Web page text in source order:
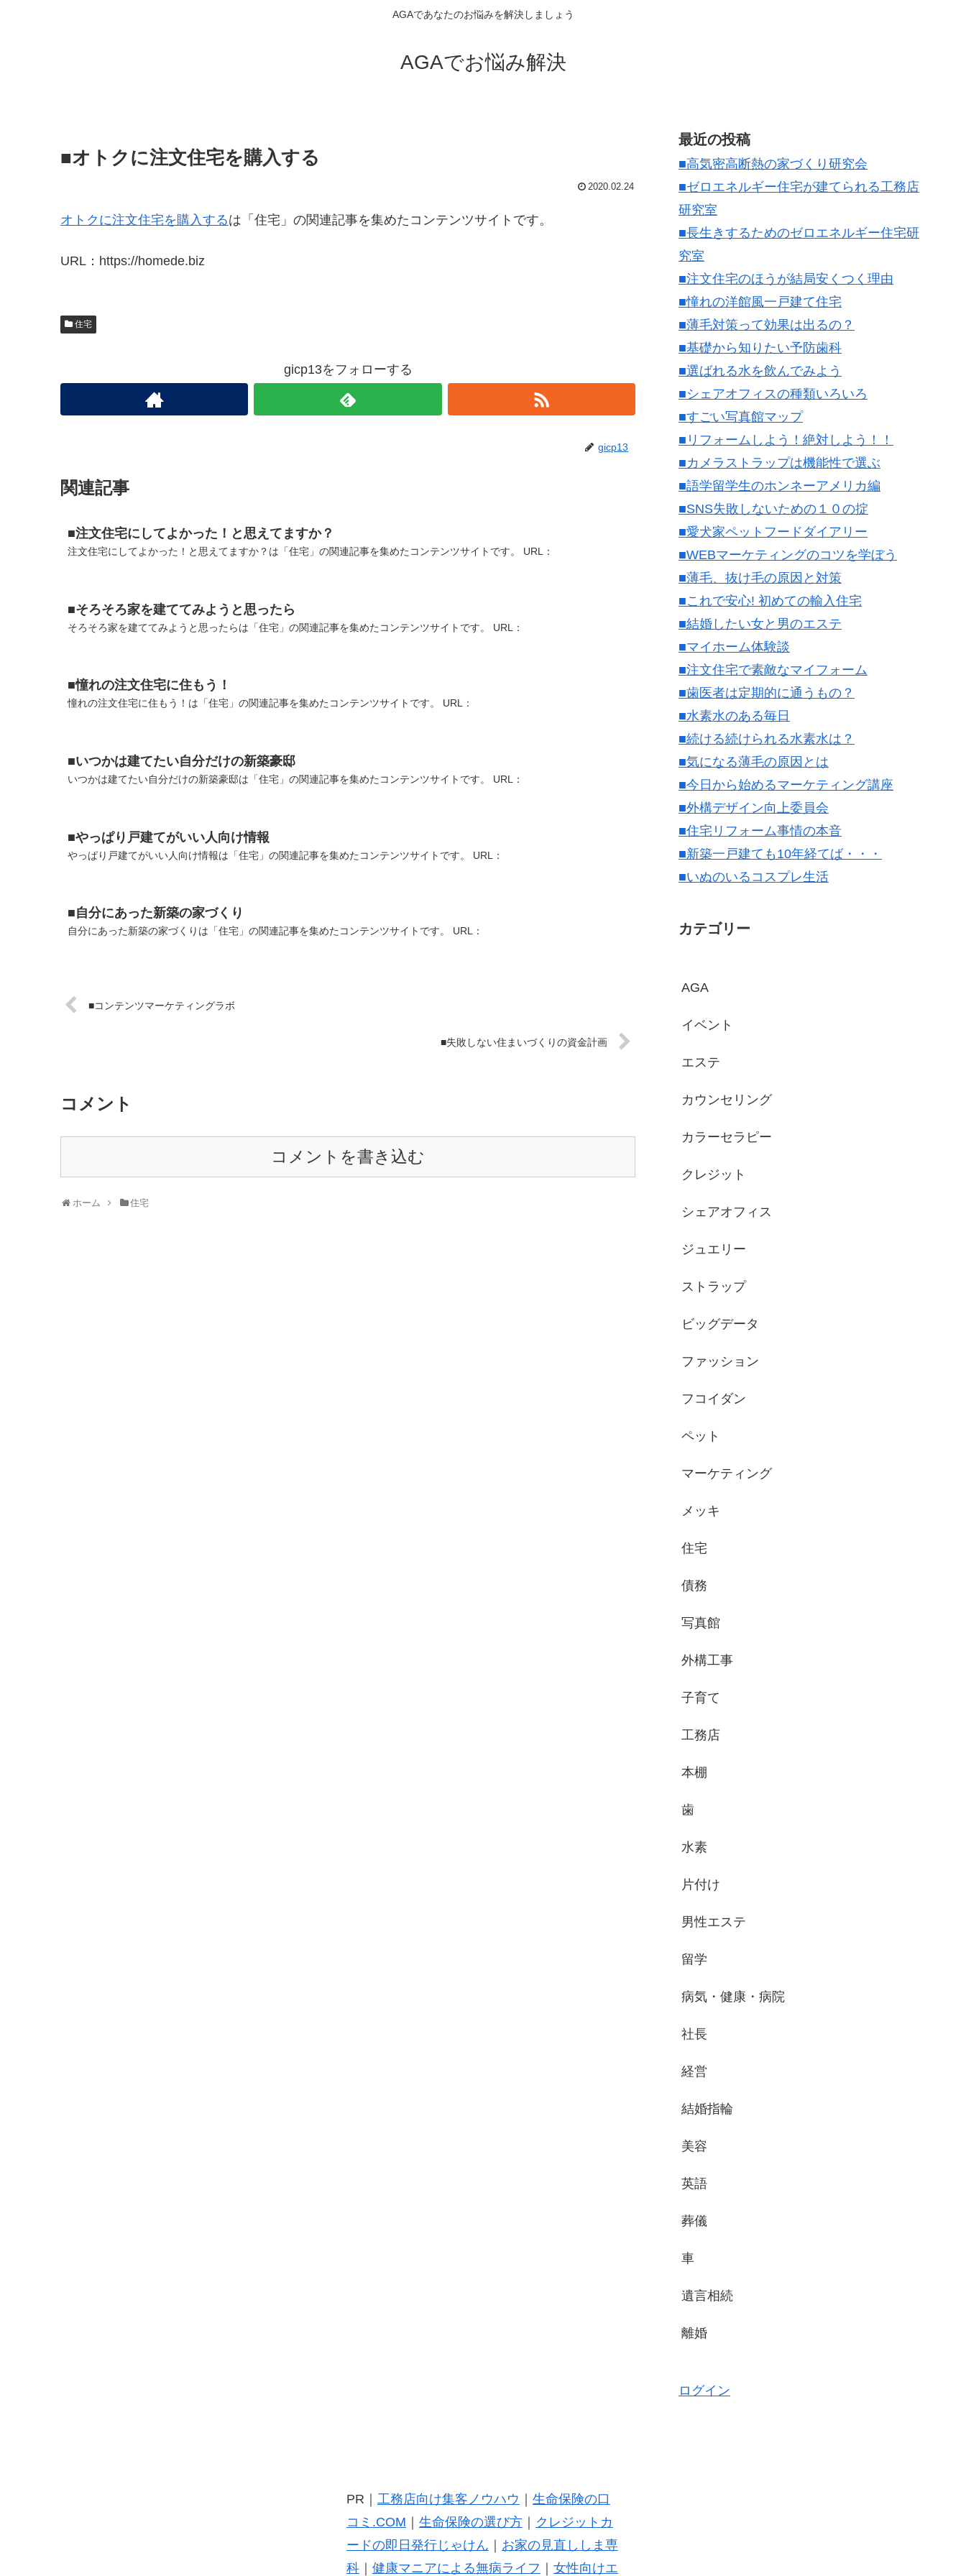
AGAであなたのお悩みを解決しましょう
AGAでお悩み解決
■オトクに注文住宅を購入する
2020.02.24
オトクに注文住宅を購入するは「住宅」の関連記事を集めたコンテンツサイトです。
URL：https://homede.biz
住宅
gicp13をフォローする
gicp13
関連記事
■注文住宅にしてよかった！と思えてますか？
注文住宅にしてよかった！と思えてますか？は「住宅」の関連記事を集めたコンテンツサイトです。 URL：
■そろそろ家を建ててみようと思ったら
そろそろ家を建ててみようと思ったらは「住宅」の関連記事を集めたコンテンツサイトです。 URL：
■憧れの注文住宅に住もう！
憧れの注文住宅に住もう！は「住宅」の関連記事を集めたコンテンツサイトです。 URL：
■いつかは建てたい自分だけの新築豪邸
いつかは建てたい自分だけの新築豪邸は「住宅」の関連記事を集めたコンテンツサイトです。 URL：
■やっぱり戸建てがいい人向け情報
やっぱり戸建てがいい人向け情報は「住宅」の関連記事を集めたコンテンツサイトです。 URL：
■自分にあった新築の家づくり
自分にあった新築の家づくりは「住宅」の関連記事を集めたコンテンツサイトです。 URL：
■コンテンツマーケティングラボ
■失敗しない住まいづくりの資金計画
コメント
コメントを書き込む
ホーム 住宅
最近の投稿
■高気密高断熱の家づくり研究会
■ゼロエネルギー住宅が建てられる工務店
研究室
■長生きするためのゼロエネルギー住宅研
究室
■注文住宅のほうが結局安くつく理由
■憧れの洋館風一戸建て住宅
■薄毛対策って効果は出るの？
■基礎から知りたい予防歯科
■選ばれる水を飲んでみよう
■シェアオフィスの種類いろいろ
■すごい写真館マップ
■リフォームしよう！絶対しよう！！
■カメラストラップは機能性で選ぶ
■語学留学生のホンネーアメリカ編
■SNS失敗しないための１０の掟
■愛犬家ペットフードダイアリー
■WEBマーケティングのコツを学ぼう
■薄毛、抜け毛の原因と対策
■これで安心! 初めての輸入住宅
■結婚したい女と男のエステ
■マイホーム体験談
■注文住宅で素敵なマイフォーム
■歯医者は定期的に通うもの？
■水素水のある毎日
■続ける続けられる水素水は？
■気になる薄毛の原因とは
■今日から始めるマーケティング講座
■外構デザイン向上委員会
■住宅リフォーム事情の本音
■新築一戸建ても10年経てば・・・
■いぬのいるコスプレ生活
カテゴリー
AGA
イベント
エステ
カウンセリング
カラーセラピー
クレジット
シェアオフィス
ジュエリー
ストラップ
ビッグデータ
ファッション
フコイダン
ペット
マーケティング
メッキ
住宅
債務
写真館
外構工事
子育て
工務店
本棚
歯
水素
片付け
男性エステ
留学
病気・健康・病院
社長
経営
結婚指輪
美容
英語
葬儀
車
遺言相続
離婚
ログイン
PR｜ 工務店向け集客ノウハウ
生命保険の口
コミ.COM
生命保険の選び方｜
クレジットカ
ードの即日発行じゃけん
お家の見直ししま専
科｜ 健康マニアによる無病ライフ 女性向けエ